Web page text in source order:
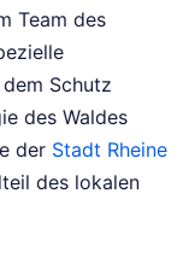
Team des
Schutz
des Waldes
der Stadt Rheine
des lokalen